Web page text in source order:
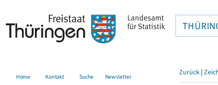
Home Kontakt Suche Newsletter Zurück |